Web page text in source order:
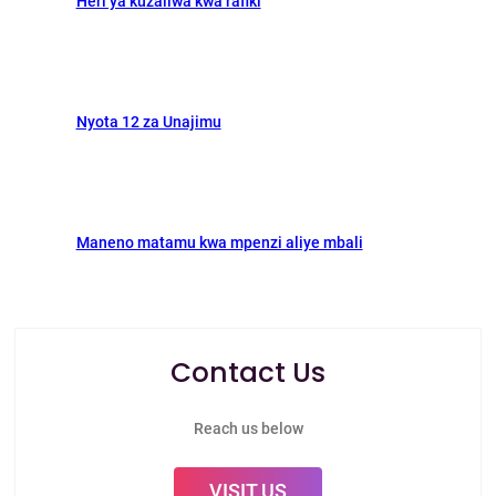
Nyota 12 za Unajimu
Maneno matamu kwa mpenzi aliye mbali
Contact Us
Reach us below
VISIT US